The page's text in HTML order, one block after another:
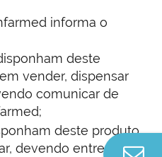
informa o
deste
vender, dispensar
comunicar de
deste produto
devendo entregar as